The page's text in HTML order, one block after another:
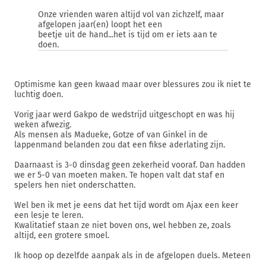
Onze vrienden waren altijd vol van zichzelf, maar
afgelopen jaar(en) loopt het een
beetje uit de hand...het is tijd om er iets aan te
doen.
Optimisme kan geen kwaad maar over blessures zou ik niet te
luchtig doen.
Vorig jaar werd Gakpo de wedstrijd uitgeschopt en was hij
weken afwezig.
Als mensen als Madueke, Gotze of van Ginkel in de
lappenmand belanden zou dat een fikse aderlating zijn.
Daarnaast is 3-0 dinsdag geen zekerheid vooraf. Dan hadden
we er 5-0 van moeten maken. Te hopen valt dat staf en
spelers hen niet onderschatten.
Wel ben ik met je eens dat het tijd wordt om Ajax een keer
een lesje te leren.
Kwalitatief staan ze niet boven ons, wel hebben ze, zoals
altijd, een grotere smoel.
Ik hoop op dezelfde aanpak als in de afgelopen duels. Meteen